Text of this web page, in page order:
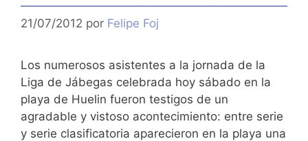
21/07/2012 por Felipe Foj
Los numerosos asistentes a la jornada de la
Liga de Jábegas celebrada hoy sábado en la
playa de Huelin fueron testigos de un
agradable y vistoso acontecimiento: entre serie
y serie clasificatoria aparecieron en la playa una